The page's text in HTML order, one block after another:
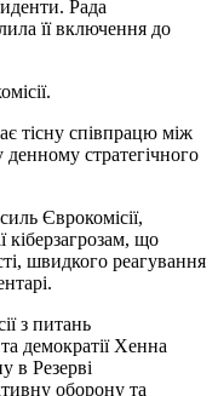
Рада
її включення до
тісну співпрацю між
стратегічного
Єврокомісії,
кіберзагрозам, що
швидкого реагування
з питань
демократії Хенна
в Резерві
оборону та